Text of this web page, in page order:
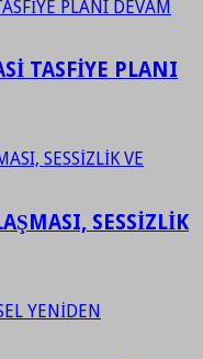
TASFİYE PLANI
SESSİZLİK